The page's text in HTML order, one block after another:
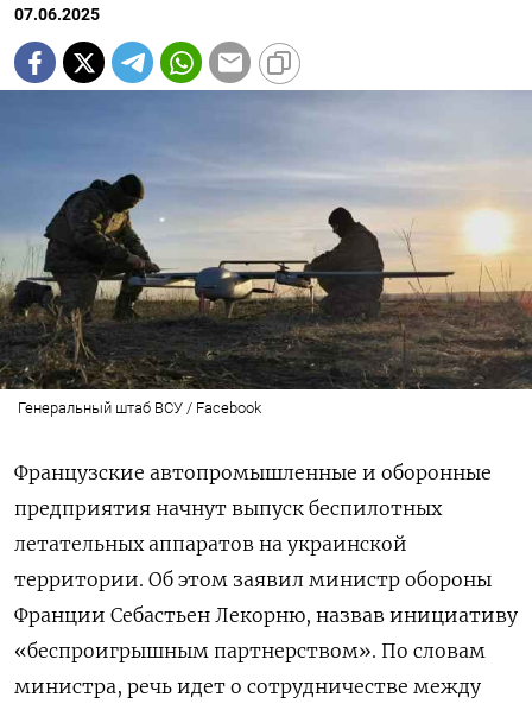
07.06.2025
Генеральный штаб ВСУ / Facebook
Французские автопромышленные и оборонные
предприятия начнут выпуск беспилотных
летательных аппаратов на украинской
территории. Об этом заявил министр обороны
Франции Себастьен Лекорню, назвав инициативу
«беспроигрышным партнерством». По словам
министра, речь идет о сотрудничестве между